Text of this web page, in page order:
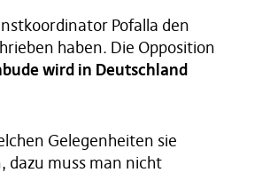
Pofalla den
haben. Die Opposition
wird in Deutschland
Gelegenheiten sie
dazu muss man nicht